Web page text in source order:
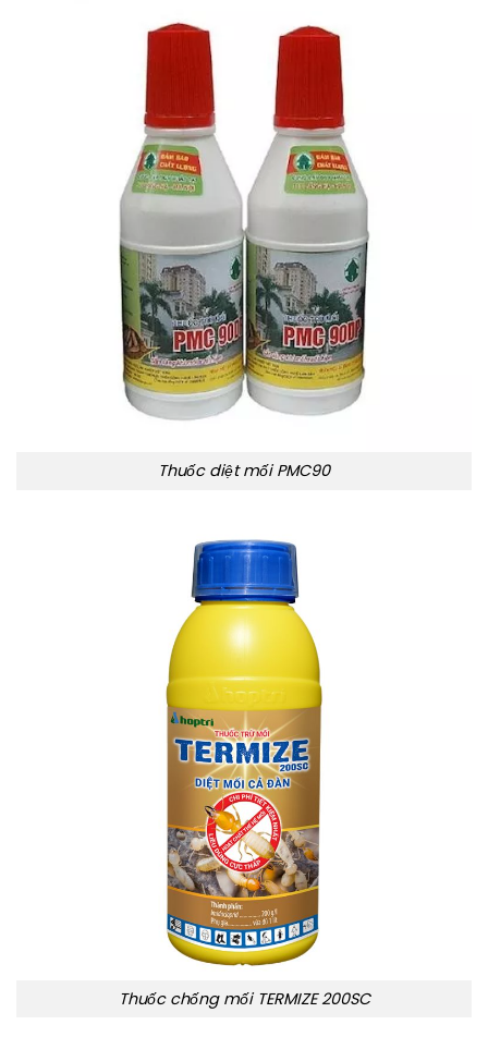
Thuốc diệt mối PMC90
Thuốc chống mối TERMIZE 200SC